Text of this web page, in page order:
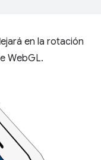
en la rotación
WebGL.